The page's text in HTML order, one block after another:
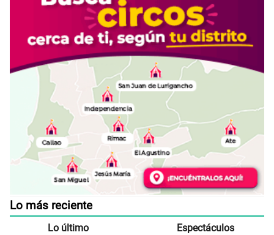
Lo más reciente
Lo último Espectáculos